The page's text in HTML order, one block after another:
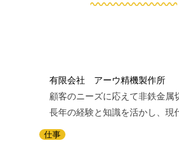
有限会社 アーウ精機製作所
顧客のニーズに応えて非鉄金属
長年の経験と知識を活かし、現
仕事